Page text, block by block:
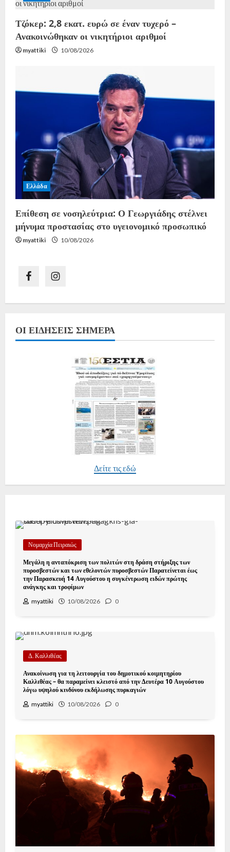
Τζόκερ: 2,8 εκατ. ευρώ σε έναν τυχερό –
Ανακοινώθηκαν οι νικητήριοι αριθμοί
myattiki 10/08/2026
Ελλάδα
Επίθεση σε νοσηλεύτρια: Ο Γεωργιάδης στέλνει
μήνυμα προστασίας στο υγειονομικό προσωπικό
myattiki 10/08/2026
ΟΙ ΕΙΔΉΣΕΙΣ ΣΉΜΕΡΑ
Δείτε τις εδώ
Νομαρχία Πειραιώς
Μεγάλη η ανταπόκριση των πολιτών στη δράση στήριξης των
πυροσβεστών και των εθελοντών πυροσβεστών Παρατείνεται έως
την Παρασκευή 14 Αυγούστου η συγκέντρωση ειδών πρώτης
ανάγκης και τροφίμων
myattiki 10/08/2026 0
Δ. Καλλιθέας
Ανακοίνωση για τη λειτουργία του δημοτικού κοιμητηρίου
Καλλιθέας – θα παραμείνει κλειστό από την Δευτέρα 10 Αυγούστου
λόγω υψηλού κινδύνου εκδήλωσης πυρκαγιών
myattiki 10/08/2026 0